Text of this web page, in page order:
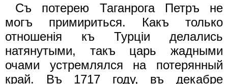
Съ потерею Таганрога Петръ не
могъ примириться. Какъ только
отношенiя къ Турцiи делались
натянутыми, такъ царь жадными
очами устремлялся на потерянный
край. Въ 1717 году, въ декабре